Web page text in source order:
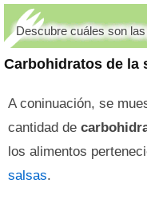
Carbohidratos de la
Descubre cuáles son
A coninuación, se
cantidad de
los alimentos
salsas.